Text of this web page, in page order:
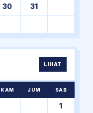
30 31
LIHAT
KAM JUM SAB
1